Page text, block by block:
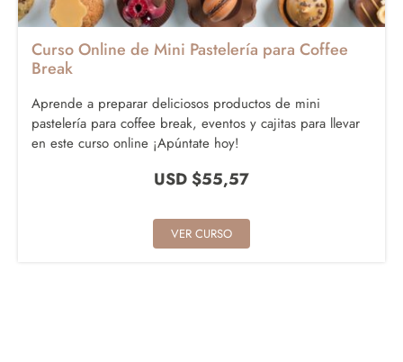
Curso Online de Mini Pastelería para Coffee
Break
Aprende a preparar deliciosos productos de mini
pastelería para coffee break, eventos y cajitas para llevar
en este curso online ¡Apúntate hoy!
USD $55,57
VER CURSO